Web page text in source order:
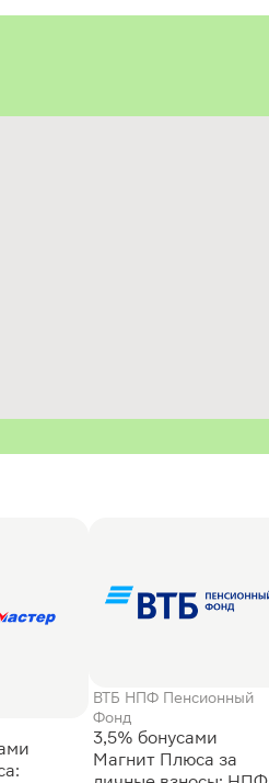
ВТБ НПФ Пенсионный
Фонд
3,5% бонусами
Магнит Плюса за